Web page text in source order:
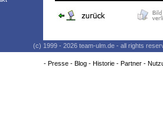
(c) 1999 - 2026 team-ulm.de - all rights
- Presse- Blog- Historie- Partner-